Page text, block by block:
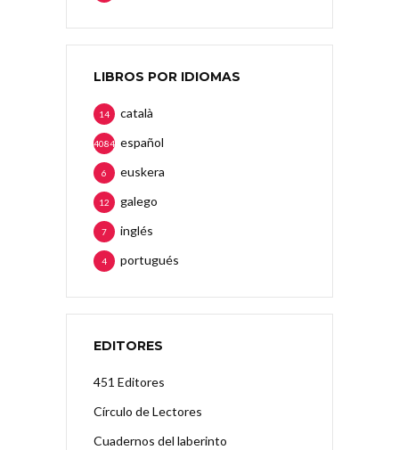
LIBROS POR IDIOMAS
català
14
español
4084
euskera
6
galego
12
inglés
7
portugués
4
EDITORES
451 Editores
Círculo de Lectores
Cuadernos del laberinto